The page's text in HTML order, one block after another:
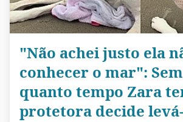
"Não achei justo ela
conhecer o mar":
quanto tempo Zara
protetora decide